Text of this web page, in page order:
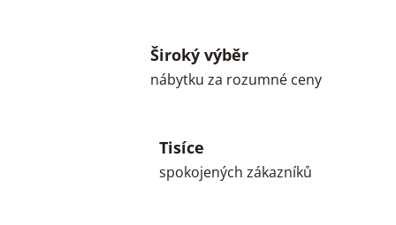
Široký výběr
nábytku za rozumné ceny
Tisíce
spokojených zákazníků